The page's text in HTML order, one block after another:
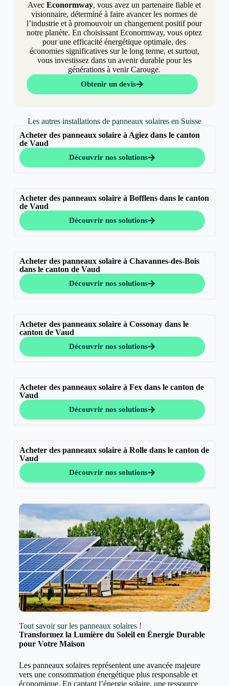
AvecEconormway, vous avez un partenaire fiable et
visionnaire, déterminé à faire avancer les normes de
l’industrie et à promouvoir un changement positif pour
notre planète. En choisissant Econormway, vous optez
pour une efficacité énergétique optimale, des
économies significatives sur le long terme, et surtout,
vous investissez dans un avenir durable pour les
générations à venir Carouge.
Obtenir un devis
Les autres installations de panneaux solaires en Suisse
Acheter des panneaux solaire à Agiez dans le canton
de Vaud
Découvrir nos solutions
Acheter des panneaux solaire à Bofflens dans le canton
de Vaud
Découvrir nos solutions
Acheter des panneaux solaire à Chavannes-des-Bois
dans le canton de Vaud
Découvrir nos solutions
Acheter des panneaux solaire à Cossonay dans le
canton de Vaud
Découvrir nos solutions
Acheter des panneaux solaire à Fex dans le canton de
Vaud
Découvrir nos solutions
Acheter des panneaux solaire à Rolle dans le canton de
Vaud
Découvrir nos solutions
Tout savoir sur les panneaux solaires !
Transformez la Lumière du Soleil en Énergie Durable
pour Votre Maison
Les panneaux solaires représentent une avancée majeure
vers une consommation énergétique plus responsable et
économique. En captant l’énergie solaire, une ressource